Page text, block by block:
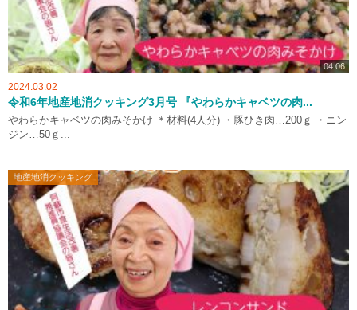
04:06
2024.03.02
令和6年地産地消クッキング3月号 『やわらかキャベツの肉...
やわらかキャベツの肉みそかけ ＊材料(4人分) ・豚ひき肉…200ｇ ・ニン
ジン…50ｇ...
地産地消クッキング